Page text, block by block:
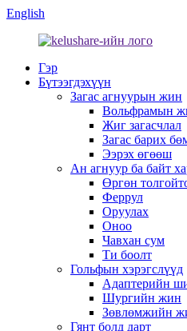
English
Гэр
Бүтээгдэхүүн
Загас агнуурын жин
Вольфрамын
Жиг загасчлал
Загас барих
Ээрэх өгөөш
Ан агнуур ба байт
Өргөн
Феррул
Оруулах
Оноо
Чавхан сум
Ти боолт
Гольфын хэрэгслүүд
Адаптерийн
Шургийн жин
Зөвлөмжийн
Гянт болд дарт